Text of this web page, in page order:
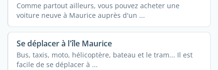
Comme partout ailleurs, vous pouvez acheter une
voiture neuve à Maurice auprès d'un ...
Se déplacer à l'île Maurice
Bus, taxis, moto, hélicoptère, bateau et le tram... Il est
facile de se déplacer à ...